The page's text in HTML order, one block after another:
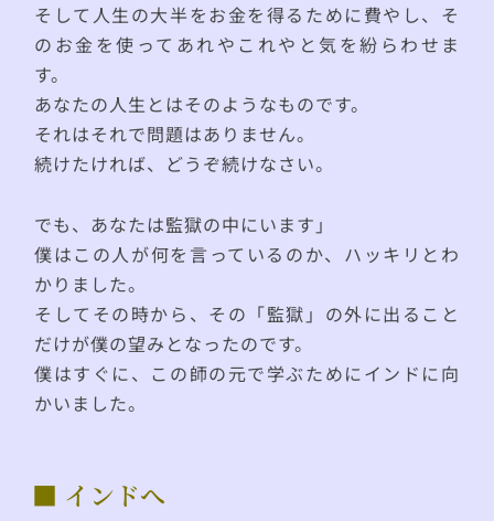
そして人生の大半をお金を得るために費やし、そ
のお金を使ってあれやこれやと気を紛らわせま
す。
あなたの人生とはそのようなものです。
それはそれで問題はありません。
続けたければ、どうぞ続けなさい。
でも、あなたは監獄の中にいます」
僕はこの人が何を言っているのか、ハッキリとわ
かりました。
そしてその時から、その「監獄」の外に出ること
だけが僕の望みとなったのです。
僕はすぐに、この師の元で学ぶためにインドに向
かいました。
■ インドへ